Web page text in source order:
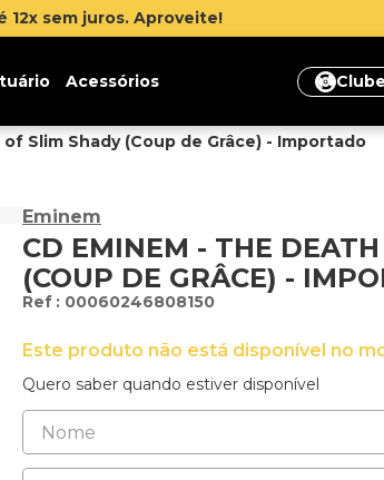
Inscreva-se na
Acessórios
Slim Shady (Coup de Grâce) - Importado
Eminem
CD EMINEM - THE
(COUP DE GRÂCE) -
: 00060246808150
Este produto não está disponível no
Quero saber quando estiver disponível